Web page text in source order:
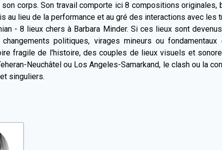
corps. Son travail comporte ici 8 compositions originales,
lieu de la performance et au gré des interactions avec les
- 8 lieux chers à Barbara Minder. Si ces lieux sont
politiques, virages mineurs ou
fragile de l'histoire, des couples de lieux visuels et
Neuchâtel ou Los Angeles-Samarkand, le clash ou la
singuliers.